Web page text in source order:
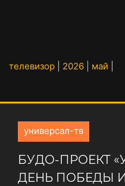
телевизор 2026 май
универсал-тв
БУДО-ПРОЕКТ
ДЕНЬ ПОБЕДЫ